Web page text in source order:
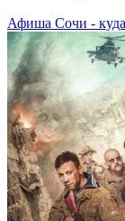
Афиша Сочи - куда